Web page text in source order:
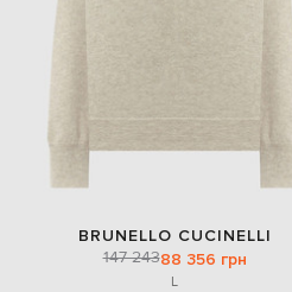
BRUNELLO CUCINELLI
147 24388 356 грн
L